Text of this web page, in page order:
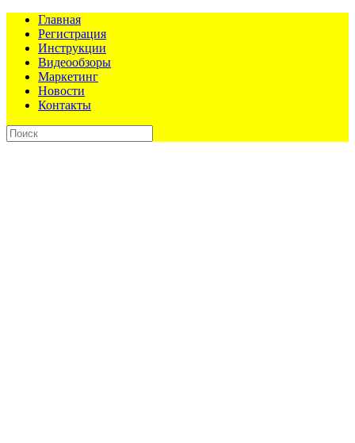
Главная
Регистрация
Инструкции
Видеообзоры
Маркетинг
Новости
Контакты